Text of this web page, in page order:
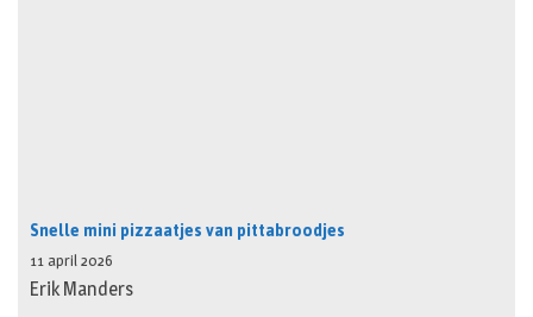
Snelle mini pizzaatjes van pittabroodjes
11 april 2026
Erik Manders